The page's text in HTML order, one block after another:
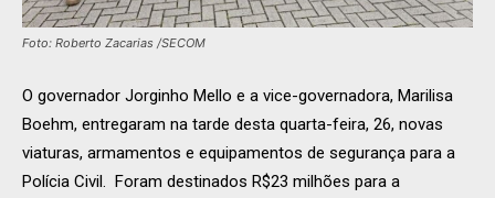
Foto: Roberto Zacarias /SECOM
O governador Jorginho Mello e a vice-governadora, Marilisa
Boehm, entregaram na tarde desta quarta-feira, 26, novas
viaturas, armamentos e equipamentos de segurança para a
Polícia Civil. Foram destinados R$23 milhões para a